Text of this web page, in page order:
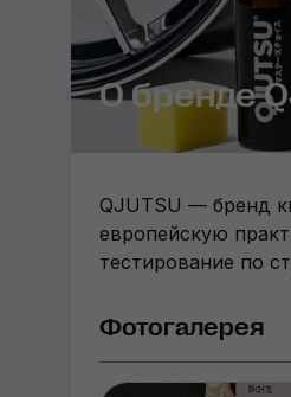
О бренде
QJUTSU — бренд
европейскую
тестирование по
Фотогалерея